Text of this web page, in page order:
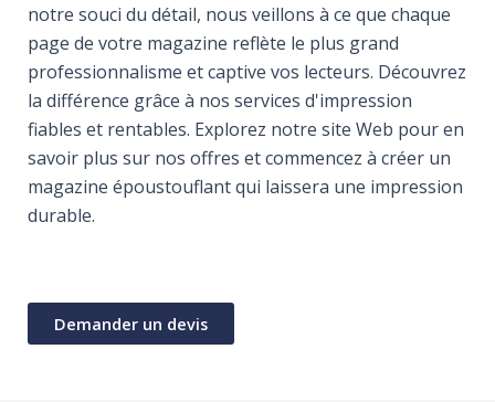
notre souci du détail, nous veillons à ce que chaque
page de votre magazine reflète le plus grand
professionnalisme et captive vos lecteurs. Découvrez
la différence grâce à nos services d'impression
fiables et rentables. Explorez notre site Web pour en
savoir plus sur nos offres et commencez à créer un
magazine époustouflant qui laissera une impression
durable.
Demander un devis